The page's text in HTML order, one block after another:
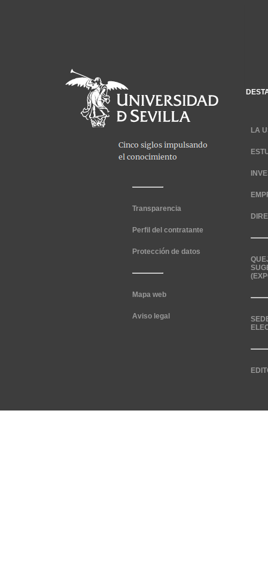
Transparencia
Perfil del contratante
Protección de datos
Mapa web
Aviso legal
LA